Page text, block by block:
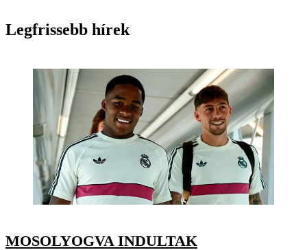
Legfrissebb hírek
MOSOLYOGVA INDULTAK